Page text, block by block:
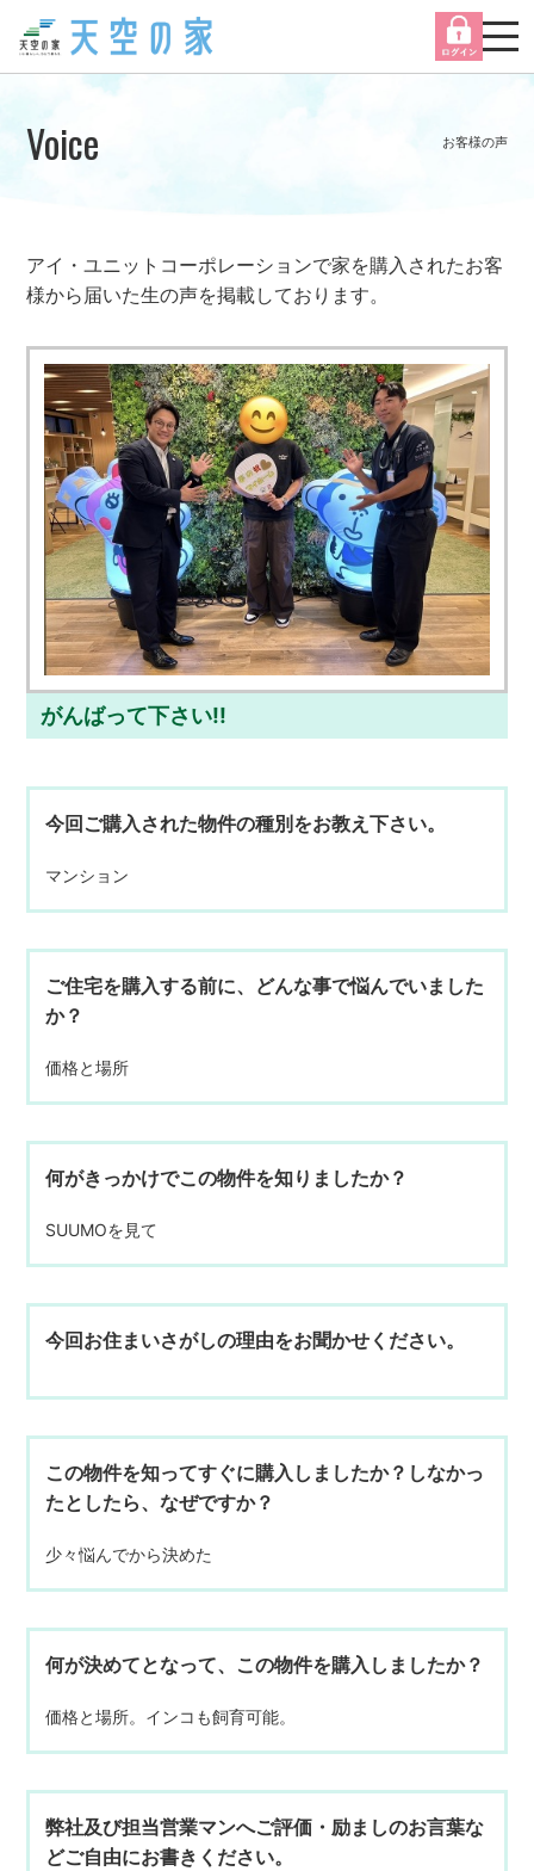
Voice お客様の声
アイ・ユニットコーポレーションで家を購入されたお客
様から届いた生の声を掲載しております。
がんばって下さい!!
今回ご購入された物件の種別をお教え下さい。
マンション
ご住宅を購入する前に、どんな事で悩んでいました
か？
価格と場所
何がきっかけでこの物件を知りましたか？
SUUMOを見て
今回お住まいさがしの理由をお聞かせください。
この物件を知ってすぐに購入しましたか？しなかっ
たとしたら、なぜですか？
少々悩んでから決めた
何が決めてとなって、この物件を購入しましたか？
価格と場所。インコも飼育可能。
弊社及び担当営業マンへご評価・励ましのお言葉な
どご自由にお書きください。